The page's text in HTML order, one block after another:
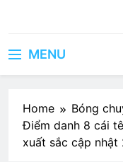
MENU
Home
Bóng
Điểm danh 8 cái
xuất sắc cập nhật